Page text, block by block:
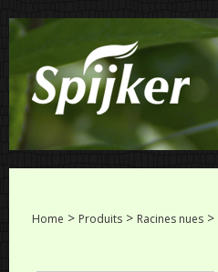
Home > Produits > Racines nues >